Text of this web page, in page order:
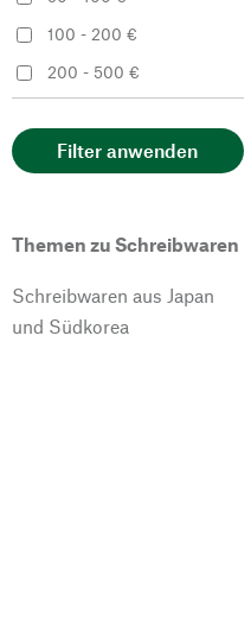
Vivid Studio
X47
100 - 200 €
200 - 500 €
Filter anwenden
Themen zu Schreibwaren
Schreibwaren aus Japan
und Südkorea